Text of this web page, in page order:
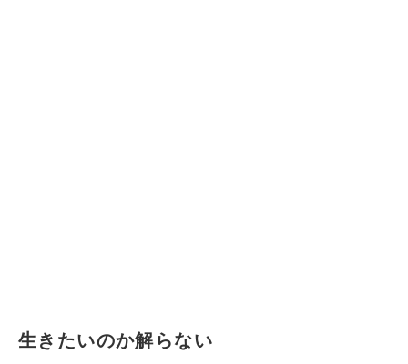
生きたいのか解らない